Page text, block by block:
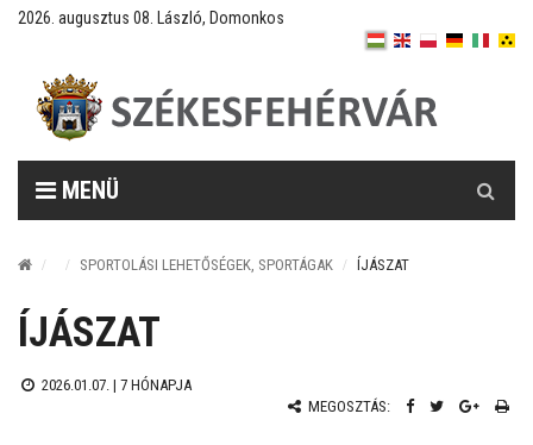
2026. augusztus 08. László, Domonkos
MENÜ
SPORTOLÁSI LEHETŐSÉGEK, SPORTÁGAK ÍJÁSZAT
ÍJÁSZAT
2026.01.07. | 7 HÓNAPJA
MEGOSZTÁS: